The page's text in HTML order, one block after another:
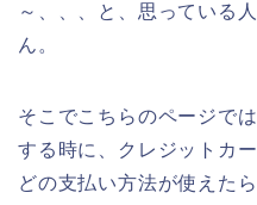
～、、、と、思っている
ん。
そこでこちらのページで
する時に、クレジットカ
どの支払い方法が使えた